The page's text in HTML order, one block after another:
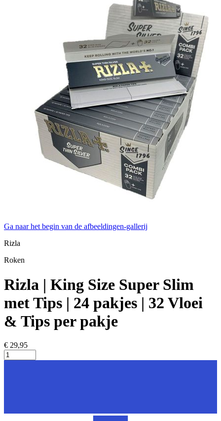
Ga naar het begin van de afbeeldingen-gallerij
Rizla
Roken
Rizla | King Size Super Slim
met Tips | 24 pakjes | 32 Vloei
& Tips per pakje
€ 29,95